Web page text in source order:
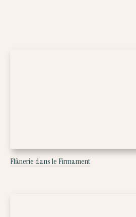
Flânerie dans le Firmament